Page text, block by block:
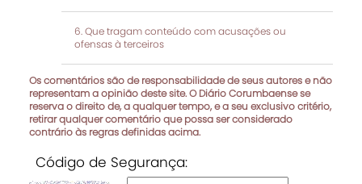
Que tragam conteúdo com acusações ou
ofensas à terceiros
Os comentários são de responsabilidade de seus autores e não
representam a opinião deste site. O Diário Corumbaense se
reserva o direito de, a qualquer tempo, e a seu exclusivo critério,
retirar qualquer comentário que possa ser considerado
contrário às regras definidas acima.
Código de Segurança: